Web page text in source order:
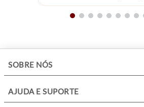
SOBRE NÓS
AJUDA E SUPORTE